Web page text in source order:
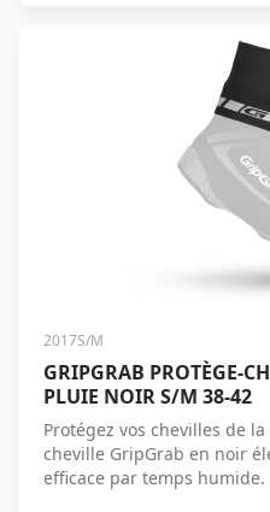
2017S/M
GRIPGRAB PROTÈGE-
PLUIE NOIR S/M 38-42
Protégez vos chevilles de
cheville GripGrab en noir
efficace par temps humide.